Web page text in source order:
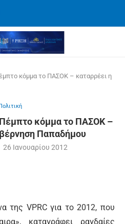
κόμμα το ΠΑΣΟΚ – καταρρέει η
κόμμα το ΠΑΣΟΚ –
Παπαδήμου
26 Ιανουαρίου 2012
της VPRC για το 2012, που
καταγράφει ραγδαίες